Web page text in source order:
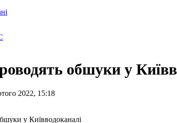
обшуки у
2022, 15:18